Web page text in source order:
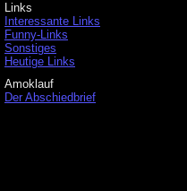
Links
Interessante Links
Funny-Links
Sonstiges
Heutige Links
Amoklauf
Der Abschiedbrief